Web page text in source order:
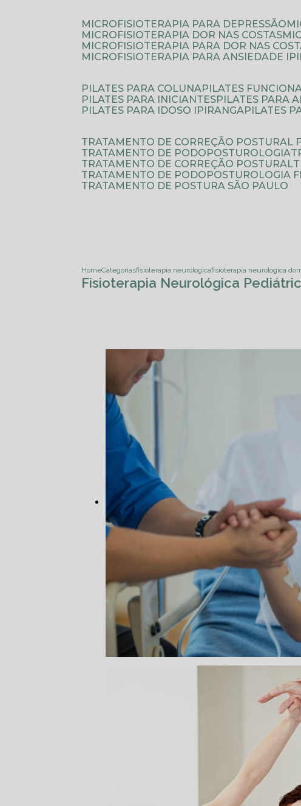
MICROFISIOTERAPIA PARA DEPRESSÃO
MICROFISIOTERAPIA DOR NAS COSTAS
MICROFISIOTERAPIA PARA DOR NAS
MICROFISIOTERAPIA PARA ANSIEDADE
PILATES PARA COLUNA
PILATES
PILATES PARA INICIANTES
PILATES PARA
PILATES PARA IDOSO IPIRANGA
PILATES
TRATAMENTO DE CORREÇÃO POSTURAL
TRATAMENTO DE PODOPOSTUROLOGIA
TRATAMENTO DE CORREÇÃO POSTURAL
TRATAMENTO DE PODOPOSTUROLOGIA
TRATAMENTO DE POSTURA SÃO PAULO
HomeCategoriasfisioterapia neurologicafisioterapia neurologica
Fisioterapia Neurológica